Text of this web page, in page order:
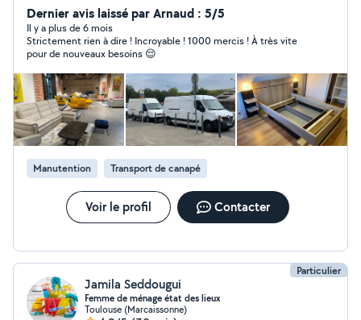
des particuliers. Pas de caution Je fais de meuble,
canapé, électroménager.... Je fais aussi , évacuation
d'encombrants, courses avec plaisir. Sourire, sérieux et
ponctualité Pour plus d'info, n'hésitez pas à m'écrire, je
répondrais dans les meilleurs délais. Je vous propose
des petits prix en fonction de la dist
Dernier avis laissé par Arnaud : 5/5
Il y a plus de 6 mois
Strictement rien à dire ! Incroyable ! 1000 mercis ! À très vite
pour de nouveaux besoins 😌
Manutention Transport de canapé
Voir le profil Contacter
Particulier
Jamila Seddougui
Femme de ménage état des lieux
Toulouse (Marcaissonne)